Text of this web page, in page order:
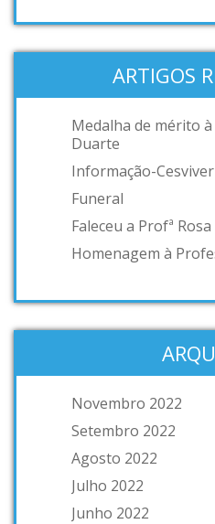
ARTIGOS
Medalha de mérito
Duarte
Informação-
Funeral
Faleceu a Profª
Homenagem à
Novembro 2022
Setembro 2022
Agosto 2022
Julho 2022
Junho 2022